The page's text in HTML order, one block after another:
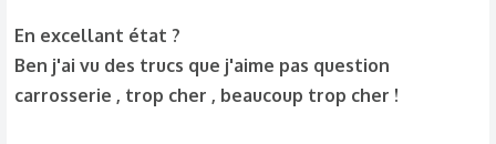
En excellant état ?
Ben j'ai vu des trucs que j'aime pas question
carrosserie , trop cher , beaucoup trop cher !